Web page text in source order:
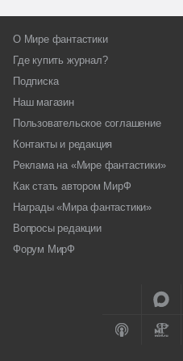
О Мире фантастики
Где купить журнал?
Подписка
Наш магазин
Пользовательское соглашение
Контакты и редакция
Реклама на «Мире фантастики»
Как стать автором МирФ
Награды «Мира фантастики»
Вопросы редакции
Форум МирФ